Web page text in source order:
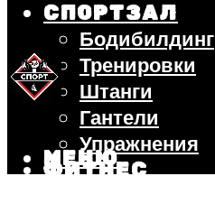
СПОРТЗАЛ
Бодибилдинг
Тренировки
Штанги
Гантели
Упражнения
ФИТНЕС
МЕНЮ